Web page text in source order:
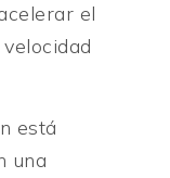
el
está
una